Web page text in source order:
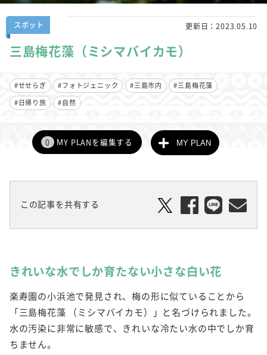
スポット 更新日：2023.05.10
三島梅花藻（ミシマバイカモ）
#せせらぎ #フォトジェニック #三島市内
#三島梅花藻
#日帰り旅
#自然
MY PLAN
0 MY PLANを編集する
この記事を共有する
きれいな水でしか育たない小さな白い花
楽寿園の小浜池で発見され、梅の形に似ていることから
「三島梅花藻 （ミシマバイカモ）」と名づけられました。
水の汚染に非常に敏感で、きれいな冷たい水の中でしか育
ちません。